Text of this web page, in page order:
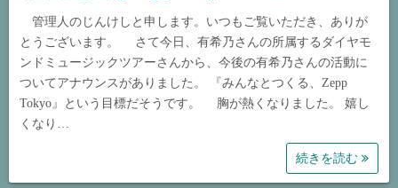
管理人のじんけしと申します。いつもご覧いただき、ありが
とうございます。 さて今日、有希乃さんの所属するダイヤモ
ンドミュージックツアーさんから、今後の有希乃さんの活動に
ついてアナウンスがありました。 『みんなとつくる、Zepp
Tokyo』という目標だそうです。 胸が熱くなりました。 嬉し
くなり…
続きを読む